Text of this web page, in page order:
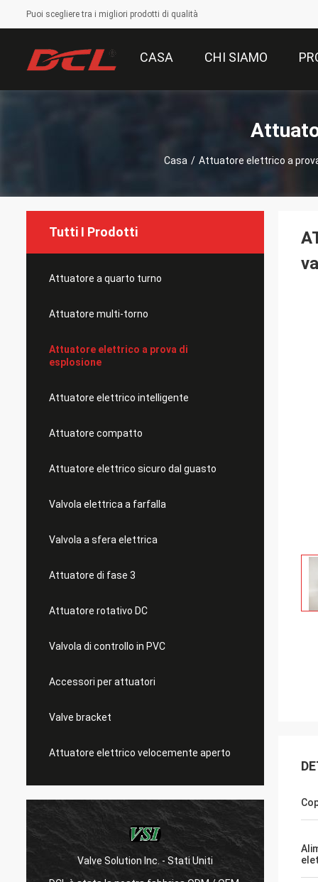
Puoi scegliere tra i migliori prodotti di qualità
CASA CHI SIAMO
Casa / Attuatore elettrico a
Tutti I Prodotti
Attuatore a quarto turno
Attuatore multi-torno
Attuatore elettrico a prova di
esplosione
Attuatore elettrico intelligente
Attuatore compatto
Attuatore elettrico sicuro dal guasto
Valvola elettrica a farfalla
Valvola a sfera elettrica
Attuatore di fase 3
Attuatore rotativo DC
Valvola di controllo in PVC
Accessori per attuatori
Valve bracket
Attuatore elettrico velocemente aperto
Valve Solution Inc. - Stati Uniti